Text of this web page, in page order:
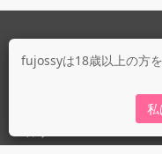
fujossyは18歳以上の方
fujossyについて